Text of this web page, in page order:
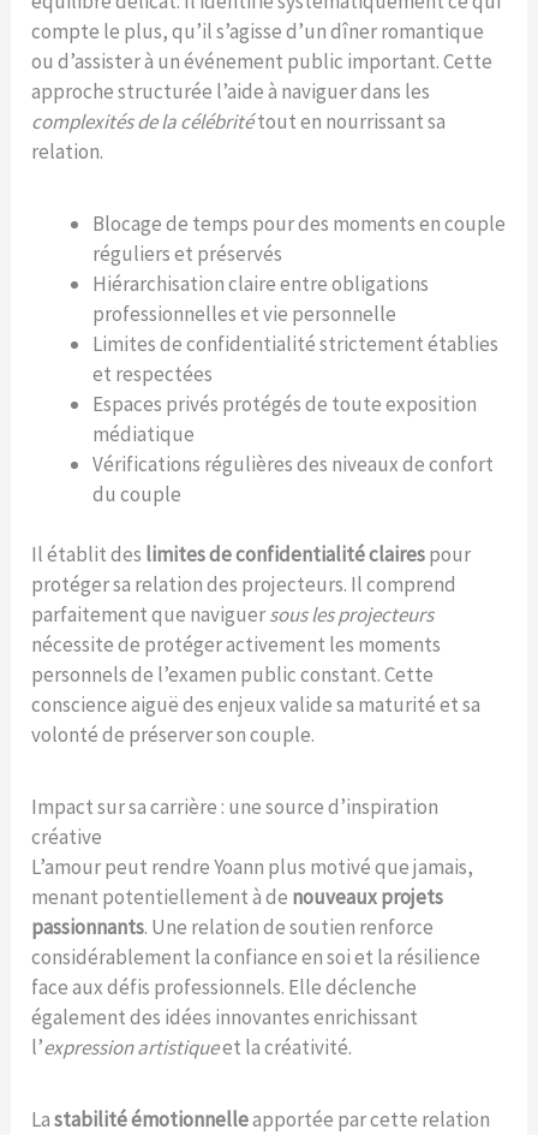
compte le plus, qu’il s’agisse d’un dîner romantique
ou d’assister à un événement public important. Cette
approche structurée l’aide à naviguer dans les
complexités de la célébritétout en nourrissant sa
relation.
Blocage de temps pour des moments en couple
réguliers et préservés
Hiérarchisation claire entre obligations
professionnelles et vie personnelle
Limites de confidentialité strictement établies
et respectées
Espaces privés protégés de toute exposition
médiatique
Vérifications régulières des niveaux de confort
du couple
Il établit des limites de confidentialité clairespour
protéger sa relation des projecteurs. Il comprend
parfaitement que naviguersous les projecteurs
nécessite de protéger activement les moments
personnels de l’examen public constant. Cette
conscience aiguë des enjeux valide sa maturité et sa
volonté de préserver son couple.
Impact sur sa carrière : une source d’inspiration
créative
L’amour peut rendre Yoann plus motivé que jamais,
menant potentiellement à de nouveaux projets
passionnants. Une relation de soutien renforce
considérablement la confiance en soi et la résilience
face aux défis professionnels. Elle déclenche
également des idées innovantes enrichissant
l’expression artistiqueet la créativité.
Lastabilité émotionnelleapportée par cette relation